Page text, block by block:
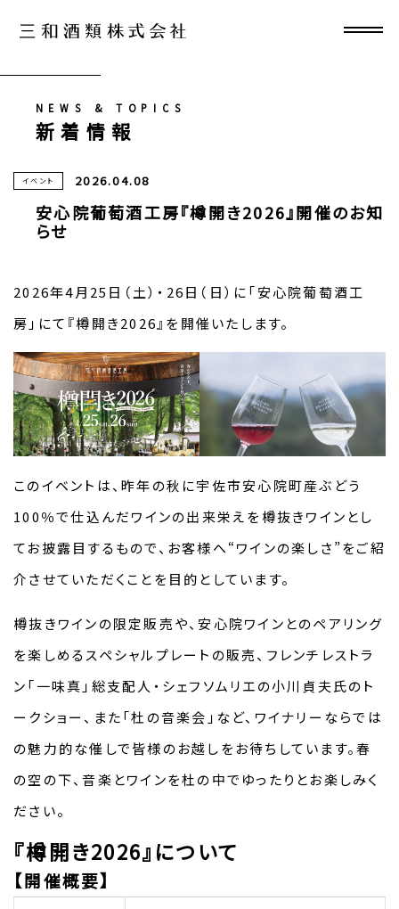
NEWS & TOPICS
新着情報
イベント 2026.04.08
安心院葡萄酒工房『樽開き2026』開催のお知
らせ
2026年4月25日（土）・26日（日）に「安心院葡萄酒工
房」にて『樽開き2026』を開催いたします。
このイベントは、昨年の秋に宇佐市安心院町産ぶどう
100％で仕込んだワインの出来栄えを樽抜きワインとし
てお披露目するもので、お客様へ“ワインの楽しさ”をご紹
介させていただくことを目的としています。
樽抜きワインの限定販売や、安心院ワインとのペアリング
を楽しめるスペシャルプレートの販売、フレンチレストラ
ン「一味真」総支配人・シェフソムリエの小川貞夫氏のト
ークショー、また「杜の音楽会」など、ワイナリーならでは
の魅力的な催しで皆様のお越しをお待ちしています。春
の空の下、音楽とワインを杜の中でゆったりとお楽しみく
ださい。
『樽開き2026』について
【開催概要】